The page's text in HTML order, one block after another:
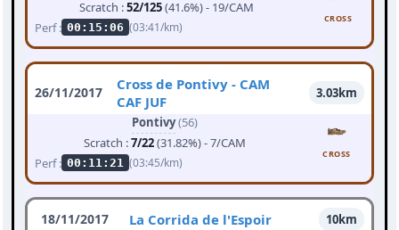
Scratch :52/125(41.6%) - 19/CAM
Perf : 00:15:06 (03:41/km)
CROSS
26/11/2017
Cross de Pontivy - CAM
CAF JUF
3.03km
Pontivy(56)
Scratch :7/22(31.82%) - 7/CAM
Perf : 00:11:21 (03:45/km)
CROSS
18/11/2017 La Corrida de l'Espoir
10km